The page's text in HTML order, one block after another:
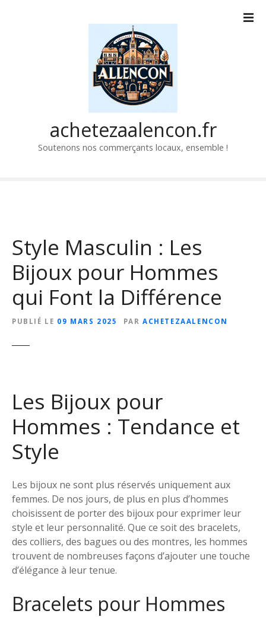
achetezaalencon.fr
Soutenons nos commerçants locaux, ensemble !
Style Masculin : Les
Bijoux pour Hommes
qui Font la Différence
PUBLIÉ LE 09 MARS 2025 PAR ACHETEZAALENCON
Les Bijoux pour
Hommes : Tendance et
Style
Les bijoux ne sont plus réservés uniquement aux
femmes. De nos jours, de plus en plus d’hommes
choisissent de porter des bijoux pour exprimer leur
style et leur personnalité. Que ce soit des bracelets,
des colliers, des bagues ou des montres, les hommes
trouvent de nombreuses façons d’ajouter une touche
d’élégance à leur tenue.
Bracelets pour Hommes